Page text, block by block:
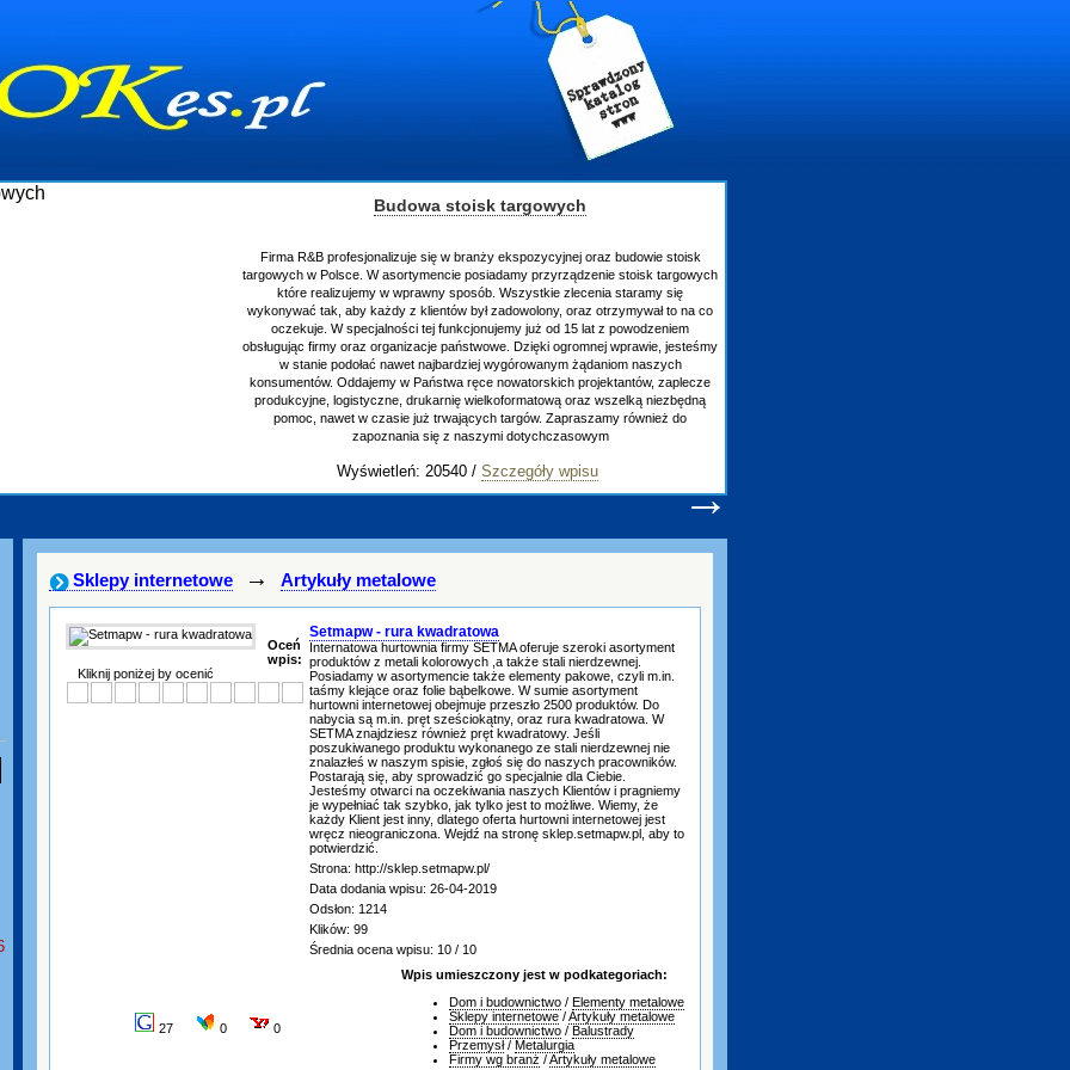
Budowa stoisk targowych
Firma R&B profesjonalizuje się w branży ekspozycyjnej oraz budowie stoisk
targowych w Polsce. W asortymencie posiadamy przyrządzenie stoisk targowych
które realizujemy w wprawny sposób. Wszystkie zlecenia staramy się
wykonywać tak, aby każdy z klientów był zadowolony, oraz otrzymywał to na co
oczekuje. W specjalności tej funkcjonujemy już od 15 lat z powodzeniem
obsługując firmy oraz organizacje państwowe. Dzięki ogromnej wprawie, jesteśmy
w stanie podołać nawet najbardziej wygórowanym żądaniom naszych
konsumentów. Oddajemy w Państwa ręce nowatorskich projektantów, zaplecze
produkcyjne, logistyczne, drukarnię wielkoformatową oraz wszelką niezbędną
pomoc, nawet w czasie już trwających targów. Zapraszamy również do
zapoznania się z naszymi dotychczasowym
Wyświetleń: 20540 / Szczegóły wpisu
→
Sklepy internetowe → Artykuły metalowe
Oceń
wpis:
Kliknij poniżej by ocenić
Setmapw - rura kwadratowa
Internatowa hurtownia firmy SETMA oferuje szeroki asortyment
produktów z metali kolorowych ,a także stali nierdzewnej.
Posiadamy w asortymencie także elementy pakowe, czyli m.in.
taśmy klejące oraz folie bąbelkowe. W sumie asortyment
hurtowni internetowej obejmuje przeszło 2500 produktów. Do
nabycia są m.in. pręt sześciokątny, oraz rura kwadratowa. W
SETMA znajdziesz również pręt kwadratowy. Jeśli
poszukiwanego produktu wykonanego ze stali nierdzewnej nie
znalazłeś w naszym spisie, zgłoś się do naszych pracowników.
Postarają się, aby sprowadzić go specjalnie dla Ciebie.
Jesteśmy otwarci na oczekiwania naszych Klientów i pragniemy
je wypełniać tak szybko, jak tylko jest to możliwe. Wiemy, że
każdy Klient jest inny, dlatego oferta hurtowni internetowej jest
wręcz nieograniczona. Wejdź na stronę sklep.setmapw.pl, aby to
potwierdzić.
Strona: http://sklep.setmapw.pl/
Data dodania wpisu: 26-04-2019
Odsłon: 1214
Klików: 99
Średnia ocena wpisu: 10 / 10
27 0 0
Wpis umieszczony jest w podkategoriach:
Dom i budownictwo / Elementy metalowe
Sklepy internetowe /Artykuły metalowe
Dom i budownictwo / Balustrady
Przemysł/ Metalurgia
Firmy wg branż /Artykuły metalowe